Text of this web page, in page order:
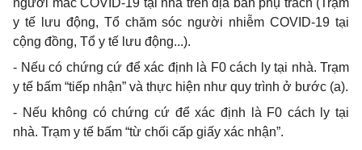
người mắc COVID-19 tại nhà trên địa bàn phụ trách (Trạm
y tế lưu động, Tổ chăm sóc người nhiễm COVID-19 tại
cộng đồng, Tổ y tế lưu động...).
- Nếu có chứng cứ để xác định là F0 cách ly tại nhà. Trạm
y tế bấm “tiếp nhận” và thực hiện như quy trình ở bước (a).
- Nếu không có chứng cứ để xác định là F0 cách ly tại
nhà. Trạm y tế bấm “từ chối cấp giấy xác nhận”.